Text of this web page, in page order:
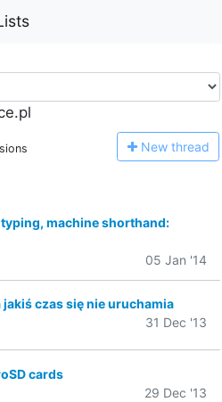
New thread
machine shorthand:
05 Jan '14
czas się nie uruchamia
31 Dec '13
cards
29 Dec '13